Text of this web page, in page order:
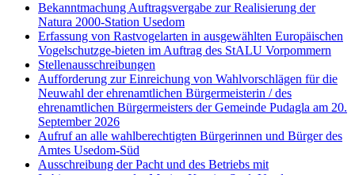
Bekanntmachung Auftragsvergabe zur Realisierung der
Natura 2000-Station Usedom
Erfassung von Rastvogelarten in ausgewählten Europäischen
Vogelschutzge-bieten im Auftrag des StALU Vorpommern
Stellenausschreibungen
Aufforderung zur Einreichung von Wahlvorschlägen für die
Neuwahl der ehrenamtlichen Bürgermeisterin / des
ehrenamtlichen Bürgermeisters der Gemeinde Pudagla am 20.
September 2026
Aufruf an alle wahlberechtigten Bürgerinnen und Bürger des
Amtes Usedom-Süd
Ausschreibung der Pacht und des Betriebs mit